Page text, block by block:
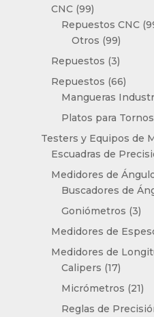
CNC 9999
productos
Repuestos CNC
Otros 9999
Repuestos 33
Repuestos 6666
Mangueras
Platos para Tornos
Testers y Equipos de
Escuadras de
Medidores de
Buscadores de
Goniómetros 33
Medidores de
Medidores de
Calipers 1717
Micrómetros 2121
Reglas de